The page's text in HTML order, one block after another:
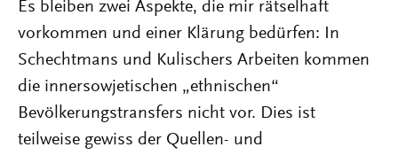
Es bleiben zwei Aspekte, die mir rätselhaft
vorkommen und einer Klärung bedürfen: In
Schechtmans und Kulischers Arbeiten kommen
die innersowjetischen „ethnischen“
Bevölkerungstransfers nicht vor. Dies ist
teilweise gewiss der Quellen- und